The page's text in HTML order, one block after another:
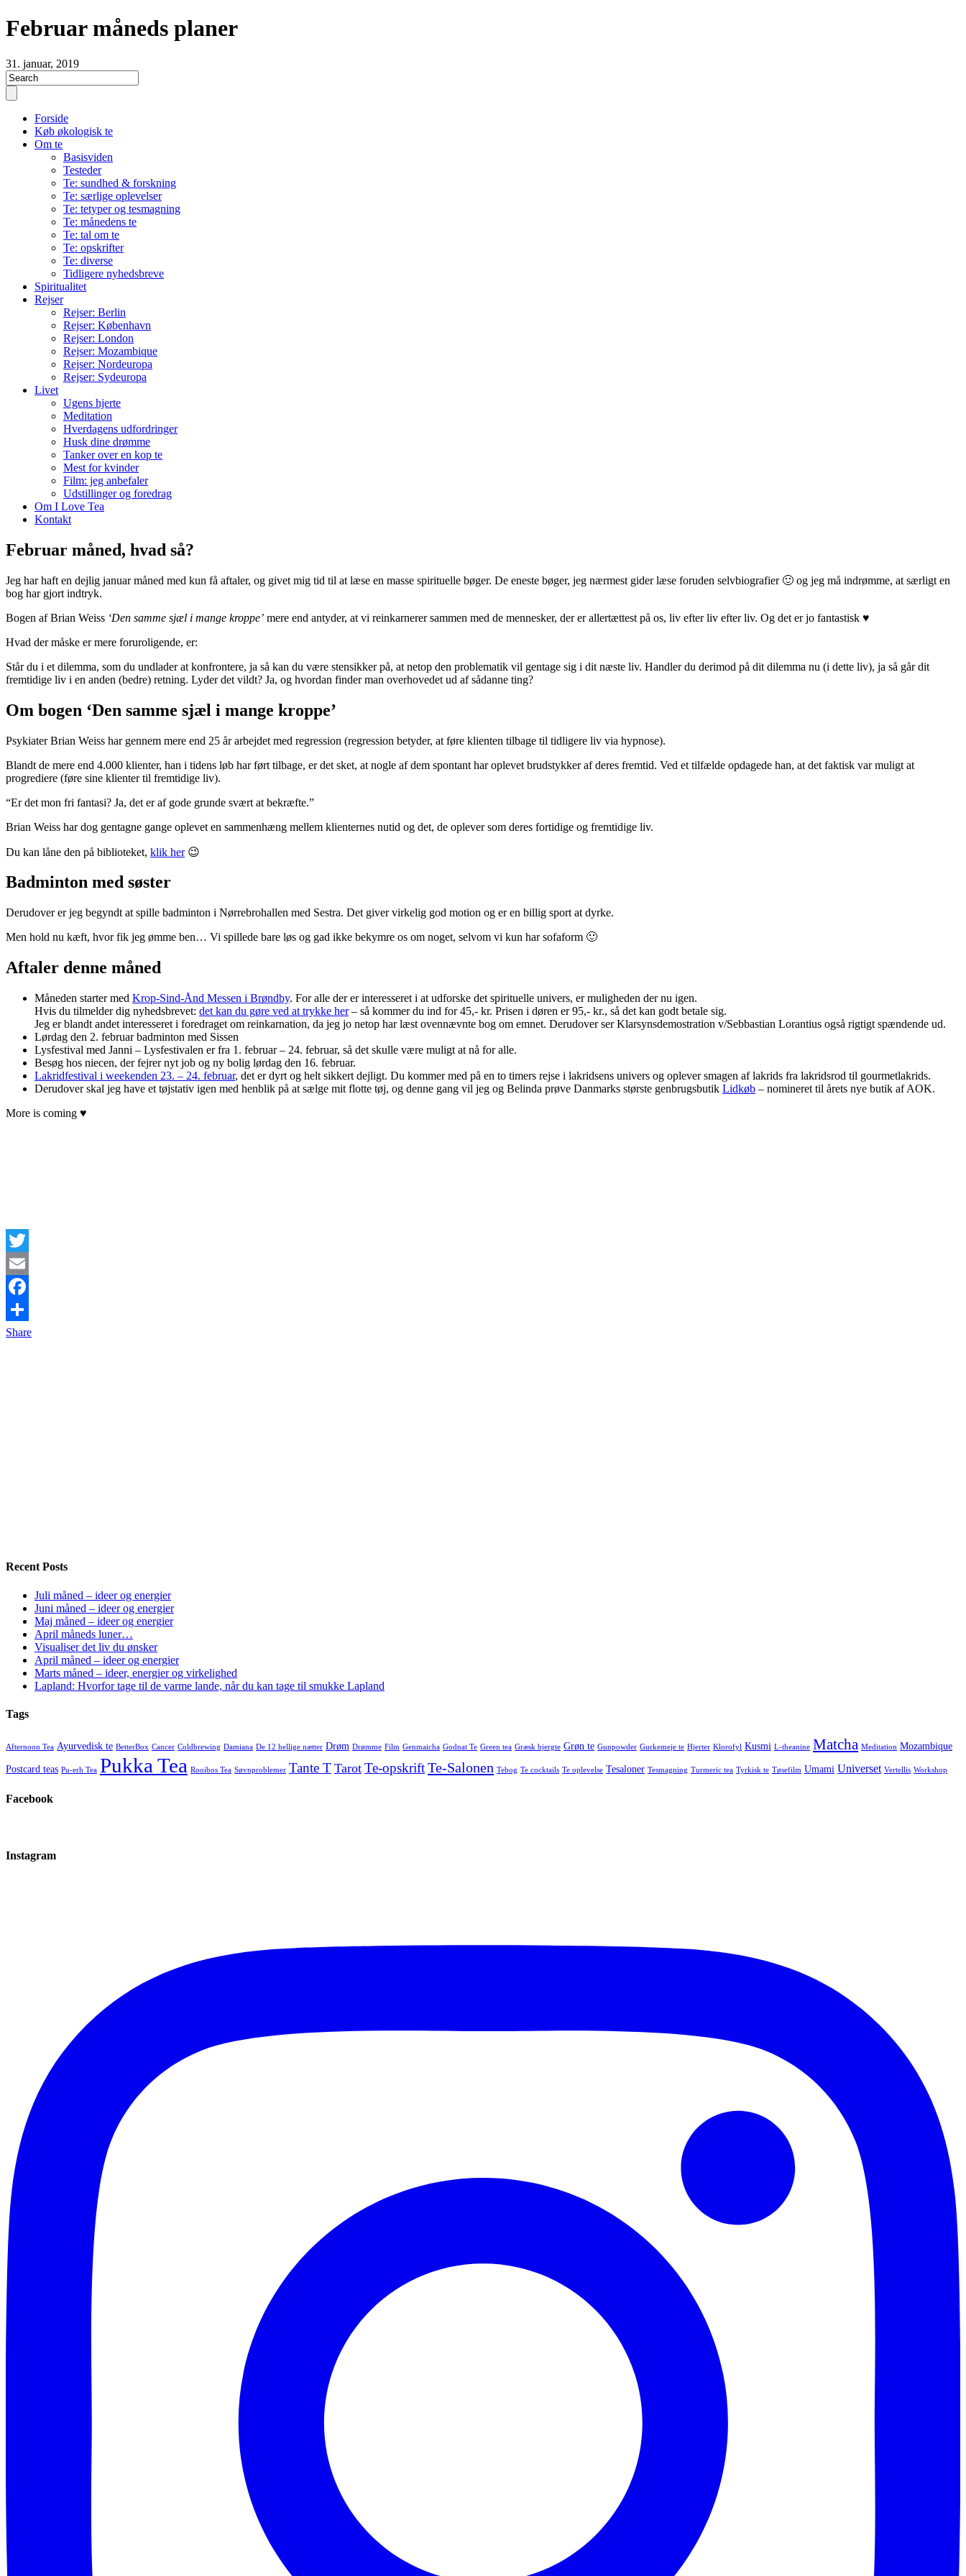
Februar måneds planer
31. januar, 2019
Forside
Køb økologisk te
Om te
Basisviden
Testeder
Te: sundhed & forskning
Te: særlige oplevelser
Te: tetyper og tesmagning
Te: månedens te
Te: tal om te
Te: opskrifter
Te: diverse
Tidligere nyhedsbreve
Spiritualitet
Rejser
Rejser: Berlin
Rejser: København
Rejser: London
Rejser: Mozambique
Rejser: Nordeuropa
Rejser: Sydeuropa
Livet
Ugens hjerte
Meditation
Hverdagens udfordringer
Husk dine drømme
Tanker over en kop te
Mest for kvinder
Film: jeg anbefaler
Udstillinger og foredrag
Om I Love Tea
Kontakt
Februar måned, hvad så?
Jeg har haft en dejlig januar måned med kun få aftaler, og givet mig tid til at læse en masse spirituelle bøger. De eneste bøger, jeg nærmest gider læse foruden selvbiografier 🙂 og jeg må indrømme, at særligt en
bog har gjort indtryk.
Bogen af Brian Weiss ‘Den samme sjæl i mange kroppe’ mere end antyder, at vi reinkarnerer sammen med de mennesker, der er allertættest på os, liv efter liv efter liv. Og det er jo fantastisk ♥
Hvad der måske er mere foruroligende, er:
Står du i et dilemma, som du undlader at konfrontere, ja så kan du være stensikker på, at netop den problematik vil gentage sig i dit næste liv. Handler du derimod på dit dilemma nu (i dette liv), ja så går dit
fremtidige liv i en anden (bedre) retning. Lyder det vildt? Ja, og hvordan finder man overhovedet ud af sådanne ting?
Om bogen ‘Den samme sjæl i mange kroppe’
Psykiater Brian Weiss har gennem mere end 25 år arbejdet med regression (regression betyder, at føre klienten tilbage til tidligere liv via hypnose).
Blandt de mere end 4.000 klienter, han i tidens løb har ført tilbage, er det sket, at nogle af dem spontant har oplevet brudstykker af deres fremtid. Ved et tilfælde opdagede han, at det faktisk var muligt at
progrediere (føre sine klienter til fremtidige liv).
“Er det mon fri fantasi? Ja, det er af gode grunde svært at bekræfte.”
Brian Weiss har dog gentagne gange oplevet en sammenhæng mellem klienternes nutid og det, de oplever som deres fortidige og fremtidige liv.
Du kan låne den på biblioteket, klik her😉
Badminton med søster
Derudover er jeg begyndt at spille badminton i Nørrebrohallen med Sestra. Det giver virkelig god motion og er en billig sport at dyrke.
Men hold nu kæft, hvor fik jeg ømme ben… Vi spillede bare løs og gad ikke bekymre os om noget, selvom vi kun har sofaform 🙂
Aftaler denne måned
Måneden starter med Krop-Sind-Ånd Messen i Brøndby. For alle der er interesseret i at udforske det spirituelle univers, er muligheden der nu igen.
Hvis du tilmelder dig nyhedsbrevet: det kan du gøre ved at trykke her– så kommer du ind for 45,- kr. Prisen i døren er 95,- kr., så det kan godt betale sig.
Jeg er blandt andet interesseret i foredraget om reinkarnation, da jeg jo netop har læst ovennævnte bog om emnet. Derudover ser Klarsynsdemostration v/Sebbastian Lorantius også rigtigt spændende ud.
Lørdag den 2. februar badminton med Sissen
Lysfestival med Janni – Lysfestivalen er fra 1. februar – 24. februar, så det skulle være muligt at nå for alle.
Besøg hos niecen, der fejrer nyt job og ny bolig lørdag den 16. februar.
Lakridfestival i weekenden 23. – 24. februar, det er dyrt og helt sikkert dejligt. Du kommer med på en to timers rejse i lakridsens univers og oplever smagen af lakrids fra lakridsrod til gourmetlakrids.
Derudover skal jeg have et tøjstativ igen med henblik på at sælge mit flotte tøj, og denne gang vil jeg og Belinda prøve Danmarks største genbrugsbutik Lidkøb – nomineret til årets nye butik af AOK.
More is coming ♥
Twitter
Email
Facebook
Share
Recent Posts
Juli måned – ideer og energier
Juni måned – ideer og energier
Maj måned – ideer og energier
April måneds luner…
Visualiser det liv du ønsker
April måned – ideer og energier
Marts måned – ideer, energier og virkelighed
Lapland: Hvorfor tage til de varme lande, når du kan tage til smukke Lapland
Tags
Afternoon Tea Ayurvedisk te BetterBox Cancer Coldbrewing Damiana De 12 hellige nætter Drøm Drømme Film Genmaicha Godnat Te Green tea Græsk bjergte Grøn te Gunpowder Gurkemeje te Hjerter Klorofyl Kusmi L-theanine Matcha Meditation Mozambique
Postcard teas Pu-erh Tea Pukka Tea Rooibos Tea Søvnproblemer Tante T Tarot Te-opskriftTe-Salonen Tebog Te cocktails Te oplevelse Tesaloner Tesmagning Turmeric tea Tyrkisk te Tøsefilm Umami Universet Vertellis Workshop
Facebook
Instagram